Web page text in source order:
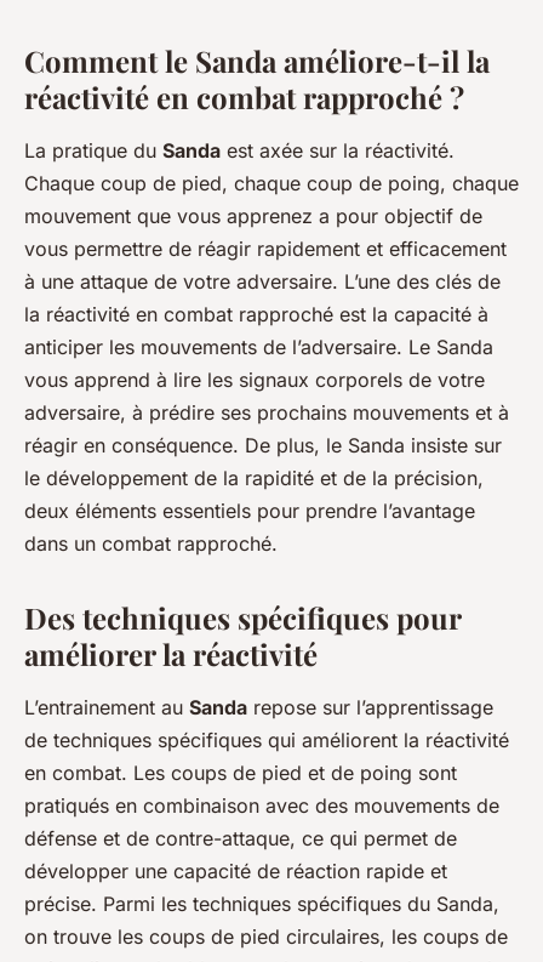
Comment le Sanda améliore-t-il la
réactivité en combat rapproché ?
La pratique du Sanda est axée sur la réactivité.
Chaque coup de pied, chaque coup de poing, chaque
mouvement que vous apprenez a pour objectif de
vous permettre de réagir rapidement et efficacement
à une attaque de votre adversaire. L’une des clés de
la réactivité en combat rapproché est la capacité à
anticiper les mouvements de l’adversaire. Le Sanda
vous apprend à lire les signaux corporels de votre
adversaire, à prédire ses prochains mouvements et à
réagir en conséquence. De plus, le Sanda insiste sur
le développement de la rapidité et de la précision,
deux éléments essentiels pour prendre l’avantage
dans un combat rapproché.
Des techniques spécifiques pour
améliorer la réactivité
L’entrainement au Sanda repose sur l’apprentissage
de techniques spécifiques qui améliorent la réactivité
en combat. Les coups de pied et de poing sont
pratiqués en combinaison avec des mouvements de
défense et de contre-attaque, ce qui permet de
développer une capacité de réaction rapide et
précise. Parmi les techniques spécifiques du Sanda,
on trouve les coups de pied circulaires, les coups de